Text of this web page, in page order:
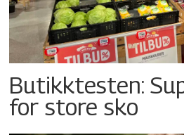
Butikktesten:
for store sko